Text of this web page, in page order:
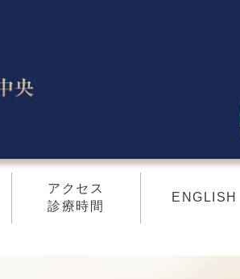
アクセス
診療時間
ENGLISH